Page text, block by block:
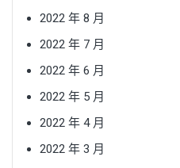
2022 年 8 月
2022 年 7 月
2022 年 6 月
2022 年 5 月
2022 年 4 月
2022 年 3 月